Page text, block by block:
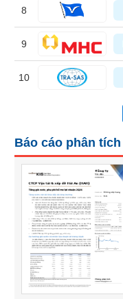
8
9
10
Báo cáo phân tích
TIÊU
YẾU
CHĂM
SÓC
SỨC
KHỎE
TÀI
CHÍNH